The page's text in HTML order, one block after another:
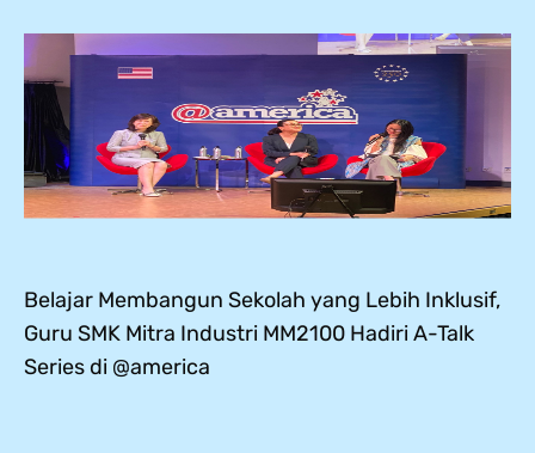
Belajar Membangun Sekolah yang Lebih Inklusif,
Guru SMK Mitra Industri MM2100 Hadiri A-Talk
Series di @america